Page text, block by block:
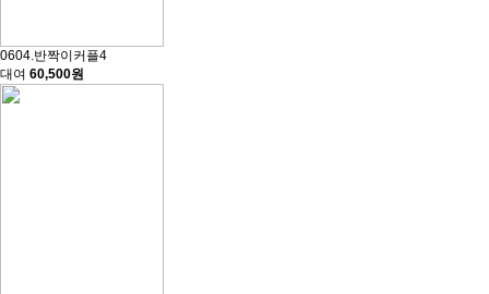
0604.반짝이커플4
대여 60,500원